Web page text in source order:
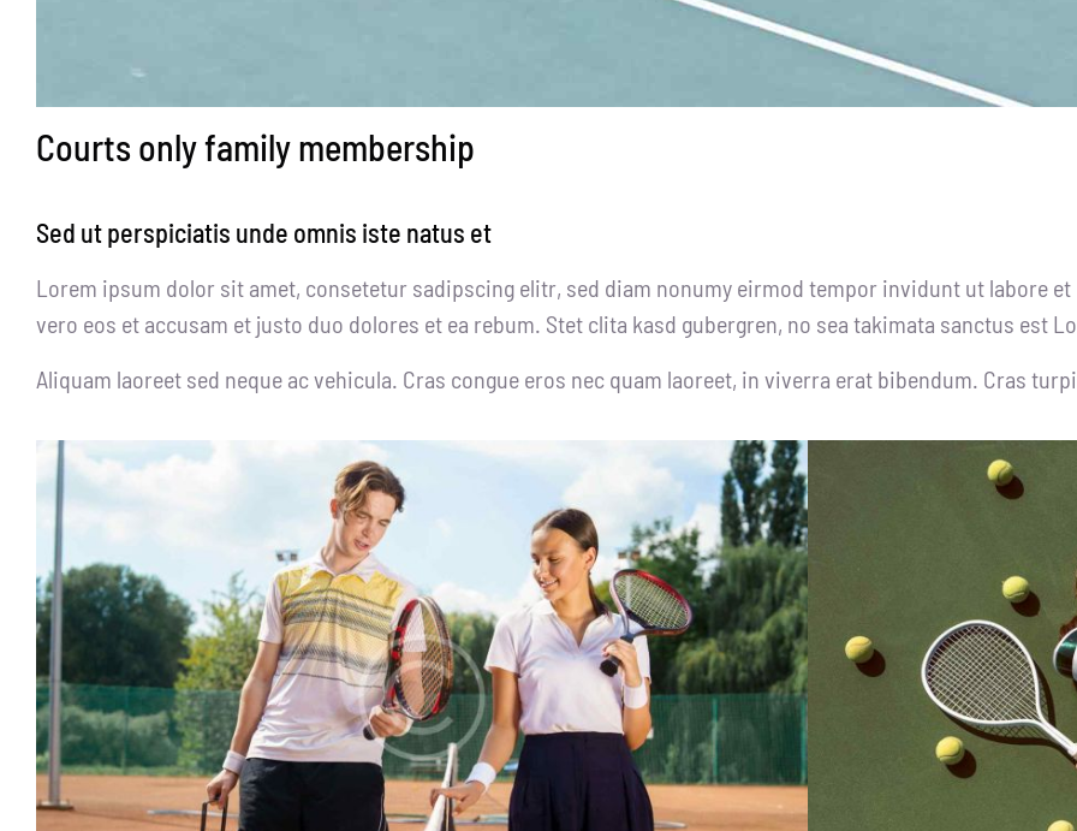
Courts only family membership
Sed ut perspiciatis unde omnis iste natus et
Lorem ipsum dolor sit amet, consetetur sadipscing elitr, sed diam nonumy eirmod tempor invidunt ut labore
vero eos et accusam et justo duo dolores et ea rebum. Stet clita kasd gubergren, no sea takimata sanctus est
Aliquam laoreet sed neque ac vehicula. Cras congue eros nec quam laoreet, in viverra erat bibendum. Cras